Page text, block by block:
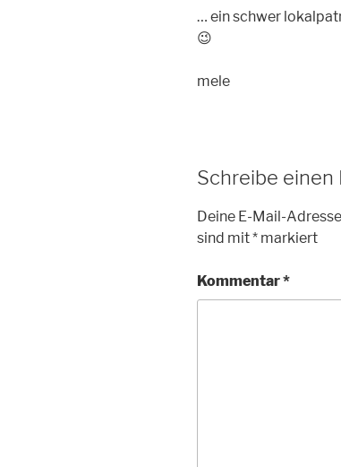
… ein schwer
😉
mele
Schreibe
Deine E-Mail-
sind mit* markiert
Kommentar*